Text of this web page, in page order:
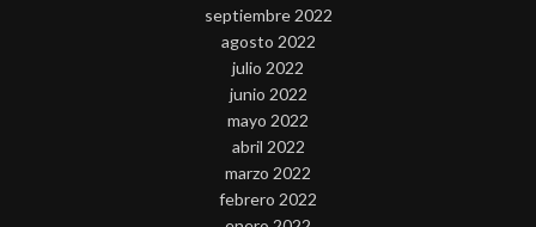
septiembre 2022
agosto 2022
julio 2022
junio 2022
mayo 2022
abril 2022
marzo 2022
febrero 2022